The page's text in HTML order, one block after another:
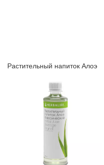
Растительный напиток Алоэ